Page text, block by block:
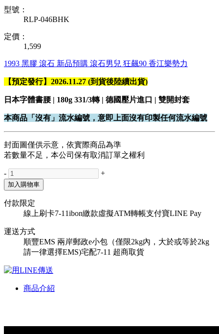
型號：
RLP-046BHK
定價：
1,599
1993 黑膠 滾石 新品預購 滾石男兒 狂飆90 香江樂勢力
【預定發行】2026.11.27 (到貨後陸續出貨)
日本字體書腰 | 180g 331/3轉 | 德國壓片進口 | 雙開封套
本商品「沒有」流水編號，意即上面沒有印製任何流水編號
封面圖僅供示意，依實際商品為準
若數量不足，本公司保有取消訂單之權利
- +
加入購物車
付款限定
線上刷卡7-11ibon繳款虛擬ATM轉帳支付寶LINE Pay
運送方式
順豐EMS 兩岸郵政e小包（僅限2kg內，大於或等於2kg
請一律選擇EMS)宅配7-11 超商取貨
商品介紹